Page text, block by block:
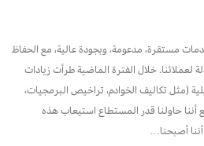
مستقرة، مدعومة، وبجودة عالية، مع الحفاظ
لعملائنا. خلال الفترة الماضية طرأت زيادات
(مثل تكاليف الخوادم، تراخيص البرمجيات،
أننا حاولنا قدر المستطاع استيعاب هذه
أننا أصبحنا…